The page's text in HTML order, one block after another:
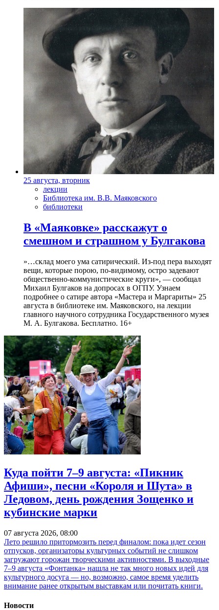
25 августа, вторник
лекции
Библиотека им. В.В. Маяковского
библиотеки
В «Маяковке» расскажут о
смешном и страшном у Булгакова
»…склад моего ума сатирический. Из-под пера выходят
вещи, которые порою, по-видимому, остро задевают
общественно-коммунистические круги», — сообщал
Михаил Булгаков на допросах в ОГПУ. Узнаем
подробнее о сатире автора «Мастера и Маргариты» 25
августа в библиотеке им. Маяковского, на лекции
главного научного сотрудника Государственного музея
М. А. Булгакова. Бесплатно. 16+
Куда пойти 7–9 августа: «Пикник
Афиши», песни «Короля и Шута» в
Ледовом, день рождения Зощенко и
кубинские марки
07 августа 2026, 08:00
Лето решило притормозить перед финалом: пока идет сезон
отпусков, организаторы культурных событий не слишком
загружают горожан творческими активностями. В выходные
7–9 августа «Фонтанка» нашла не так много новых идей для
культурного досуга — но, возможно, самое время уделить
внимание ранее открытым выставкам или почитать книги.
Новости